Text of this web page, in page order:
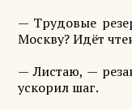
— Трудовые
Москву? Идёт
— Листаю, —
ускорил шаг.